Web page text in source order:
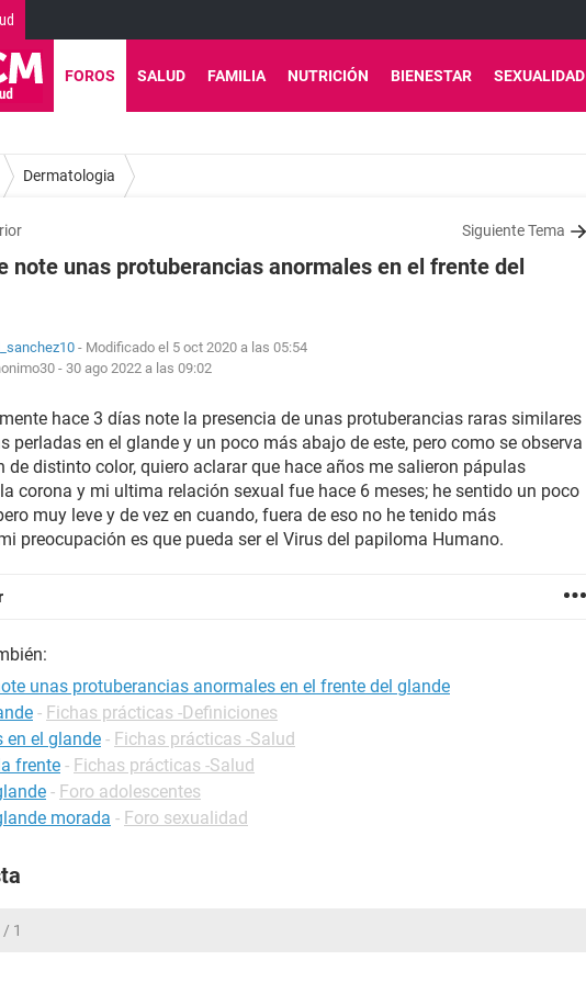
FOROS SALUD FAMILIA NUTRICIÓN BIENESTAR SEXUALIDAD
Dermatologia
Siguiente Tema
note unas protuberancias anormales en el frente del
- Modificado el 5 oct 2020 a las 05:54
- 30 ago 2022 a las 09:02
hace 3 días note la presencia de unas protuberancias raras similares
perladas en el glande y un poco más abajo de este, pero como se observa
de distinto color, quiero aclarar que hace años me salieron pápulas
corona y mi ultima relación sexual fue hace 6 meses; he sentido un poco
muy leve y de vez en cuando, fuera de eso no he tenido más
preocupación es que pueda ser el Virus del papiloma Humano.
unas protuberancias anormales en el frente del glande
- Fichas prácticas -Definiciones
en el glande - Fichas prácticas -Salud
frente - Fichas prácticas -Salud
- Foro adolescentes
morada - Foro sexualidad
/ 1